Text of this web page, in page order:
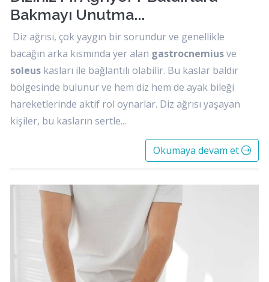
Bakmayı Unutma...
Diz ağrısı, çok yaygın bir sorundur ve genellikle
bacağın arka kısmında yer alan gastrocnemiusve
soleus kasları ile bağlantılı olabilir. Bu kaslar baldır
bölgesinde bulunur ve hem diz hem de ayak bileği
hareketlerinde aktif rol oynarlar. Diz ağrısı yaşayan
kişiler, bu kasların sertle...
Okumaya devam et